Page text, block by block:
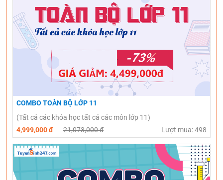
COMBO TOÀN BỘ LỚP 11
(Tất cả các khóa học tất cả các môn lớp 11)
4,999,000 đ
21,073,000 đ Lượt mua: 498